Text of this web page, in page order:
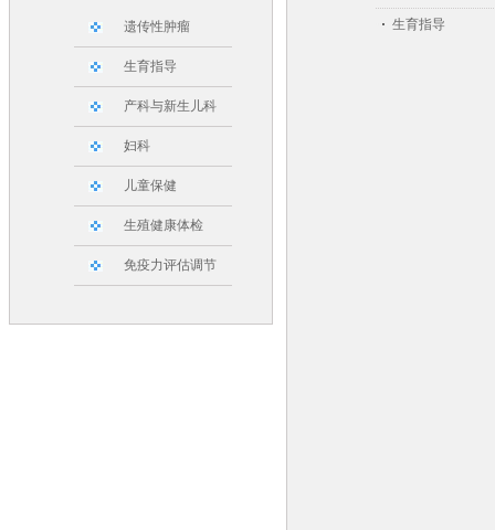
遗传性肿瘤
生育指导
产科与新生儿科
妇科
儿童保健
生殖健康体检
免疫力评估调节
生育指导